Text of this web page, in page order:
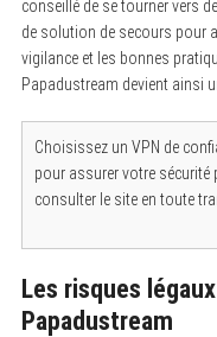
conseillé de se tourner vers
de solution de secours pour
vigilance et les bonnes
Papadustream devient ainsi
Choisissez un VPN de
pour assurer votre sécurité
consulter le site en toute
Les risques
Papadustream
S
e
f
o
: